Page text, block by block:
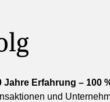
Erfahrung – 100
und